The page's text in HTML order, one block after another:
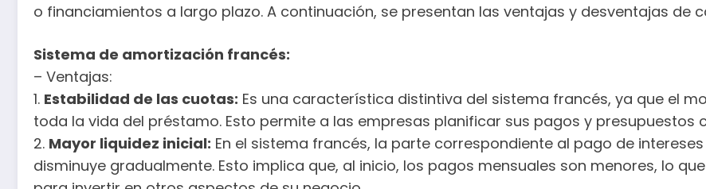
o financiamientos a largo plazo. A continuación, se presentan las ventajas y desventajas de
Sistema de amortización francés:
– Ventajas:
1. Estabilidad de las cuotas: Es una característica distintiva del sistema francés, ya que el
toda la vida del préstamo. Esto permite a las empresas planificar sus pagos y presupuestos
2. Mayor liquidez inicial: En el sistema francés, la parte correspondiente al pago de
disminuye gradualmente. Esto implica que, al inicio, los pagos mensuales son menores, lo